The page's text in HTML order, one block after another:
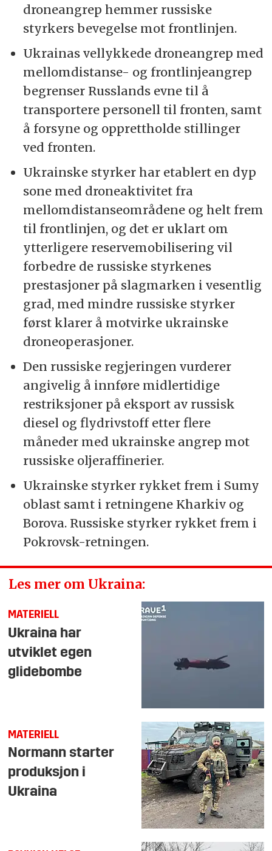
droneangrep hemmer russiske
styrkers bevegelse mot frontlinjen.
Ukrainas vellykkede droneangrep med
mellomdistanse- og frontlinjeangrep
begrenser Russlands evne til å
transportere personell til fronten, samt
å forsyne og opprettholde stillinger
ved fronten.
Ukrainske styrker har etablert en dyp
sone med droneaktivitet fra
mellomdistanseområdene og helt frem
til frontlinjen, og det er uklart om
ytterligere reservemobilisering vil
forbedre de russiske styrkenes
prestasjoner på slagmarken i vesentlig
grad, med mindre russiske styrker
først klarer å motvirke ukrainske
droneoperasjoner.
Den russiske regjeringen vurderer
angivelig å innføre midlertidige
restriksjoner på eksport av russisk
diesel og flydrivstoff etter flere
måneder med ukrainske angrep mot
russiske oljeraffinerier.
Ukrainske styrker rykket frem i Sumy
oblast samt i retningene Kharkiv og
Borova. Russiske styrker rykket frem i
Pokrovsk-retningen.
Les mer om Ukraina:
MATERIELL
Ukraina har
utviklet egen
glidebombe
MATERIELL
Normann starter
produksjon i
Ukraina